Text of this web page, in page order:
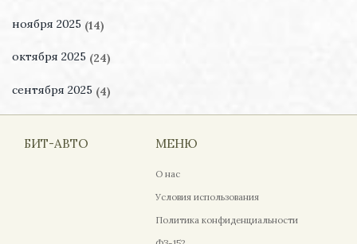
ноября 2025 (14)
октября 2025 (24)
сентября 2025 (4)
БИТ-АВТО МЕНЮ
О нас
Условия использования
Политика конфиденциальности